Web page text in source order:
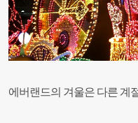
에버랜드의 겨울은 다른 계